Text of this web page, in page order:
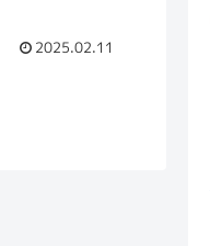
2025.02.11